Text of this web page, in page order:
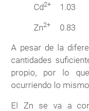
Cd2+ 1.03
Zn2+ 0.83
A pesar de la
cantidades
propio, por lo
ocurriendo lo
El Zn se va a